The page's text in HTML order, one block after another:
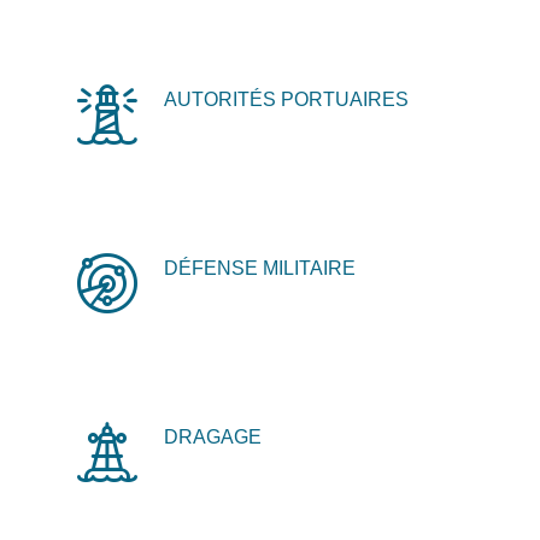
AUTORITÉS PORTUAIRES
DÉFENSE MILITAIRE
DRAGAGE